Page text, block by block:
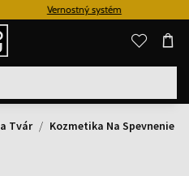
Vernostný systém
Tvár
Kozmetika Na Spevnenie